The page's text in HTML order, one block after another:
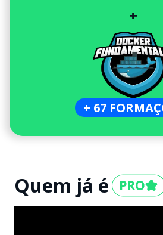
+
+ 67
Quem já é